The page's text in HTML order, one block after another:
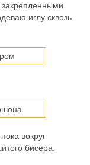
иглу сквозь
вокруг
бисера.